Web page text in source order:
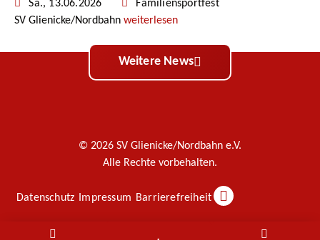
Sa., 13.06.2026
Familiensportfest
SV Glienicke/Nordbahn weiterlesen
Weitere News
© 2026 SV Glienicke/Nordbahn e.V.
Alle Rechte vorbehalten.
Datenschutz Impressum Barrierefreiheit